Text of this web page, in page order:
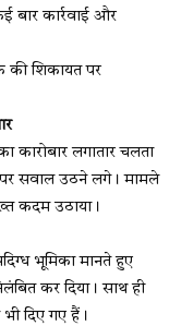
बार कार्रवाई और
की शिकायत पर
कारोबार लगातार चलता
पर सवाल उठने लगे। मामले
कदम उठाया।
भूमिका मानते हुए
कर दिया। साथ ही
दिए गए हैं।